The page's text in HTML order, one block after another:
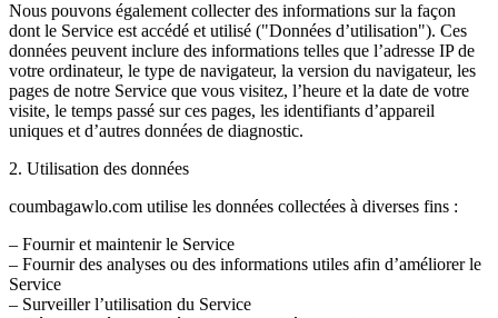
Nous pouvons également collecter des informations sur la façon
dont le Service est accédé et utilisé ("Données d’utilisation"). Ces
données peuvent inclure des informations telles que l’adresse IP de
votre ordinateur, le type de navigateur, la version du navigateur, les
pages de notre Service que vous visitez, l’heure et la date de votre
visite, le temps passé sur ces pages, les identifiants d’appareil
uniques et d’autres données de diagnostic.
2. Utilisation des données
coumbagawlo.com utilise les données collectées à diverses fins :
– Fournir et maintenir le Service
– Fournir des analyses ou des informations utiles afin d’améliorer le
Service
– Surveiller l’utilisation du Service